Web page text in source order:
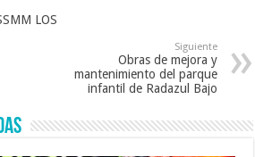
LOS
Siguiente
Obras de mejora y
mantenimiento del parque
infantil de Radazul Bajo